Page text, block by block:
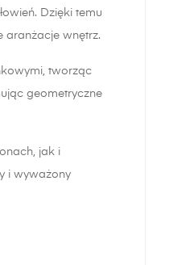
Dzięki temu
aranżacje wnętrz.
tworząc
geometryczne
jak i
i wyważony